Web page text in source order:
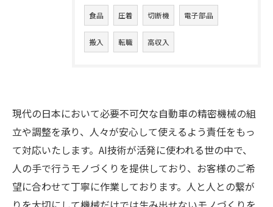
食品 圧着 切断機 電子部品
搬入 転職 高収入
現代の日本において必要不可欠な自動車の精密機械の組
立や調整を承り、人々が安心して使えるよう責任をもっ
て対応いたします。AI技術が活発に使われる世の中で、
人の手で行うモノづくりを提供しており、お客様のご希
望に合わせて丁寧に作業しております。人と人との繋が